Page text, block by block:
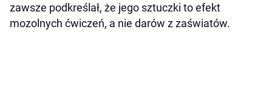
zawsze podkreślał, że jego sztuczki to efekt
mozolnych ćwiczeń, a nie darów z zaświatów.